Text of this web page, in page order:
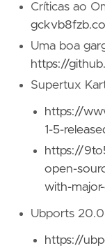
Críticas ao
Uma boa
https://
Supertux
https://
1-5-
https://
open-
with-
Ubports
https://